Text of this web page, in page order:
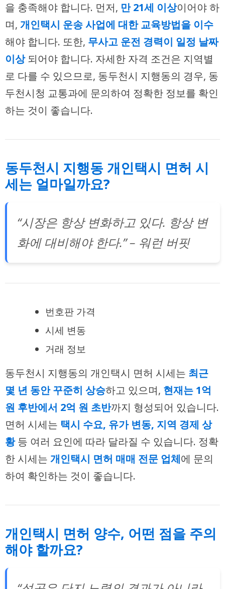
을 충족해야 합니다. 먼저, 만 21세 이상이어야 하
며, 개인택시 운송 사업에 대한 교육방법을 이수
해야 합니다. 또한, 무사고 운전 경력이 일정 날짜
이상되어야 합니다. 자세한 자격 조건은 지역별
로 다를 수 있으므로, 동두천시 지행동의 경우, 동
두천시청 교통과에 문의하여 정확한 정보를 확인
하는 것이 좋습니다.
동두천시 지행동 개인택시 면허 시
세는 얼마일까요?
“시장은 항상 변화하고 있다. 항상 변
화에 대비해야 한다.” – 워런 버핏
번호판 가격
시세 변동
거래 정보
동두천시 지행동의 개인택시 면허 시세는 최근
몇 년 동안 꾸준히 상승하고 있으며, 현재는 1억
원 후반에서 2억 원 초반까지 형성되어 있습니다.
면허 시세는 택시 수요, 유가 변동, 지역 경제 상
황등 여러 요인에 따라 달라질 수 있습니다. 정확
한 시세는 개인택시 면허 매매 전문 업체에 문의
하여 확인하는 것이 좋습니다.
개인택시 면허 양수, 어떤 점을 주의
해야 할까요?